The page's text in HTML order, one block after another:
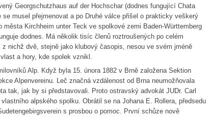
Georgschutzhaus auf der Hochschar (dodnes fungující Chata
musel přejmenovat a po Druhé válce přišel o prakticky veškerý
Kirchheim unter Teck ve spolkové zemi Baden-Württemberg
dodnes. Má několik tisíc členů roztroušených po celém
nichž dvě, stejně jako klubový časopis, nesou ve svém jméně
a hory, kde spolek vznikl.
Alp. Když byla 15. února 1882 v Brně založena Sektion
Alpenvereinu. Leč značná vzdálenost od Brna neumožňovala
tak, jak by si představovali. Proto ostravský advokát JUDr. Carl
alpského spolku. Obrátil se na Johana E. Rollera, předsedu
s prosbou o pomoc. První schůze nově